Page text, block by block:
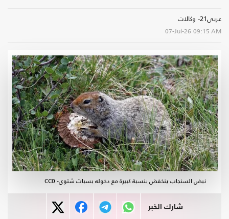
عربي21- وكالات
07-Jul-26 09:15 AM
نبض السنجاب ينخفض بنسبة كبيرة مع دخوله بسبات شتوي- CC0
شارك الخبر